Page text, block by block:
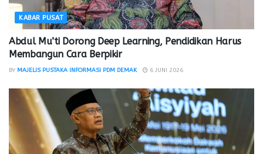
KABAR PUSAT
Abdul Mu’ti Dorong Deep Learning, Pendidikan Harus
Membangun Cara Berpikir
BY MAJELIS PUSTAKA INFORMASI PDM DEMAK 6 JUNI 2026